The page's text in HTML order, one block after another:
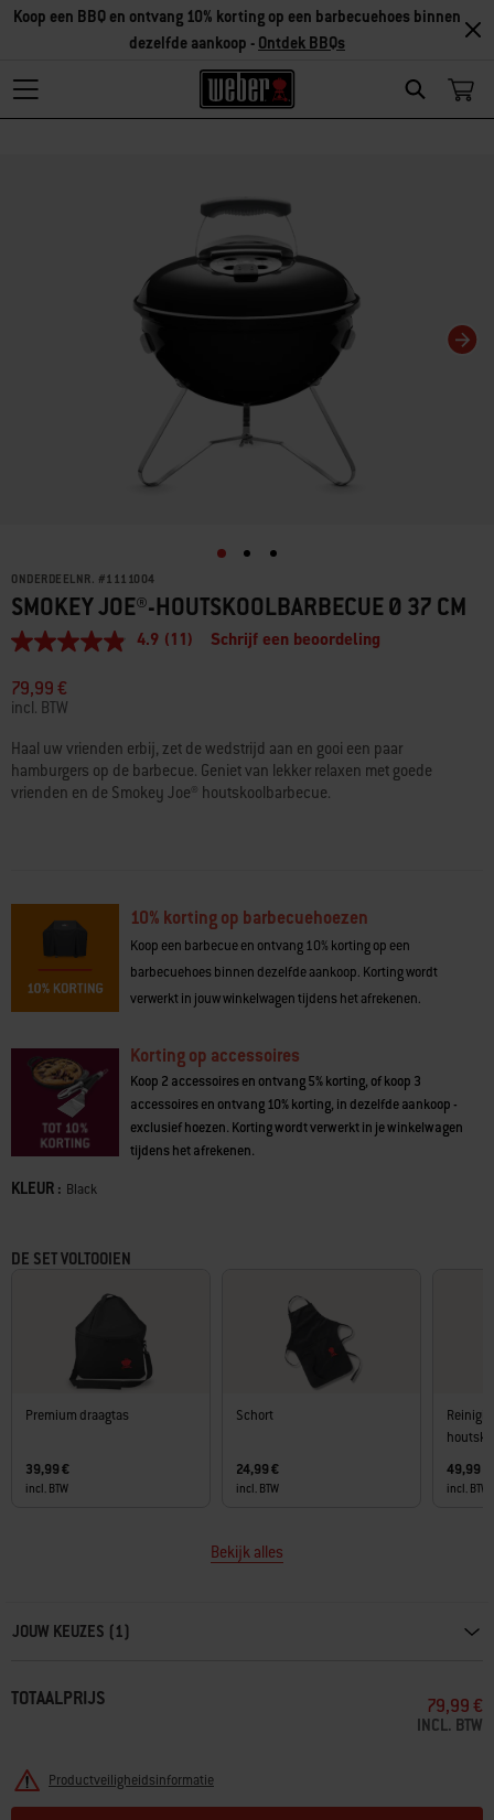
Search
Koop een BBQ en ontvang 10% korting op een barbecuehoes binnen
dezelfde aankoop - Ontdek BBQs
ONDERDEELNR. #1111004
SMOKEY JOE®-HOUTSKOOLBARBECUE Ø 37 CM
4.9
5
sterren,
gemiddelde
scorewaarde.
Read
11
Reviews.
4.9 (11) Schrijf een beoordeling
79,99 €
incl. BTW
Haal uw vrienden erbij, zet de wedstrijd aan en gooi een paar
hamburgers op de barbecue. Geniet van lekker relaxen met goede
vrienden en de Smokey Joe® houtskoolbarbecue.
10% korting op barbecuehoezen
Koop een barbecue en ontvang 10% korting op een
barbecuehoes binnen dezelfde aankoop. Korting wordt
verwerkt in jouw winkelwagen tijdens het afrekenen.
Korting op accessoires
Koop 2 accessoires en ontvang 5% korting, of koop 3
accessoires en ontvang 10% korting, in dezelfde aankoop -
exclusief hoezen. Korting wordt verwerkt in je winkelwagen
tijdens het afrekenen.
Kleur
KLEUR : Black
DE SET VOLTOOIEN
Premium draagtas
39,99 €
incl. BTW
Schort
24,99 €
incl. BTW
49,99 €
incl. BTW
Bekijk alles
JOUW KEUZES (1)
TOTAALPRIJS 79,99 €
INCL. BTW
Productveiligheidsinformatie